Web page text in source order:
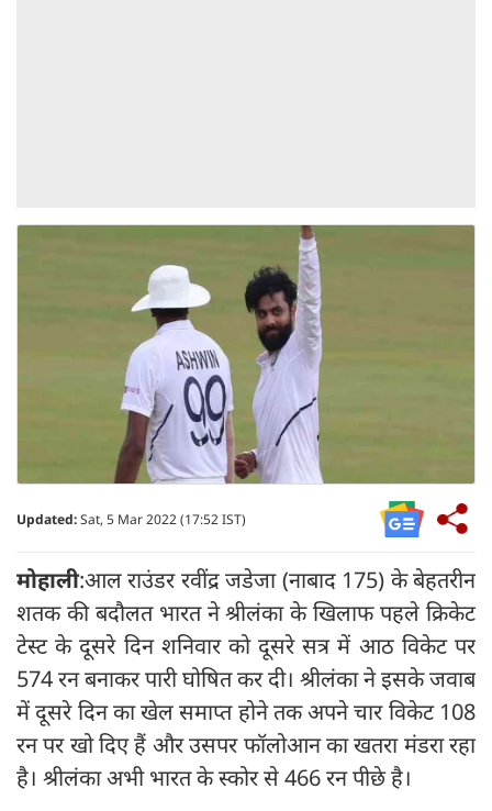
Updated:Sat, 5 Mar 2022 (17:52 IST)
मोहाली:आल राउंडर रवींद्र जडेजा (नाबाद 175) के बेहतरीन
शतक की बदौलत भारत ने श्रीलंका के खिलाफ पहले क्रिकेट
टेस्ट के दूसरे दिन शनिवार को दूसरे सत्र में आठ विकेट पर
574 रन बनाकर पारी घोषित कर दी। श्रीलंका ने इसके जवाब
में दूसरे दिन का खेल समाप्त होने तक अपने चार विकेट 108
रन पर खो दिए हैं और उसपर फॉलोआन का खतरा मंडरा रहा
है। श्रीलंका अभी भारत के स्कोर से 466 रन पीछे है।